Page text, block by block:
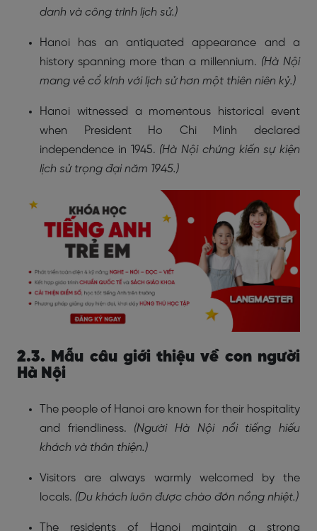
danh và công trình lịch sử.)
Hanoi has an antiquated appearance and a
history spanning more than a millennium. (Hà Nội
mang vẻ cổ kính với lịch sử hơn một thiên niên kỷ.)
Hanoi witnessed a momentous historical event
when President Ho Chi Minh declared
independence in 1945. (Hà Nội chứng kiến sự kiện
lịch sử trọng đại năm 1945.)
2.3. Mẫu câu giới thiệu về con người
Hà Nội
The people of Hanoi are known for their hospitality
and friendliness. (Người Hà Nội nổi tiếng hiếu
khách và thân thiện.)
Visitors are always warmly welcomed by the
locals. (Du khách luôn được chào đón nồng nhiệt.)
The residents of Hanoi maintain a strong